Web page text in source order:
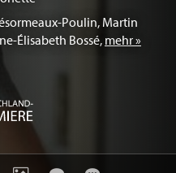
Poulin, Martin
Élisabeth Bossé, mehr »